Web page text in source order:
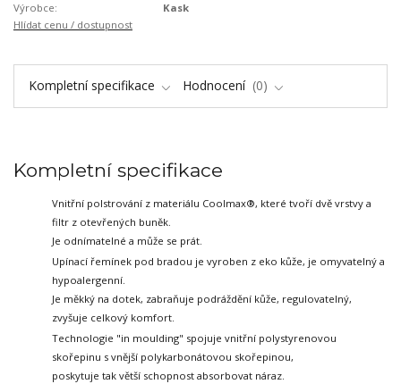
Výrobce:
Kask
Hlídat cenu / dostupnost
Kompletní specifikace Hodnocení 0
Kompletní specifikace
Vnitřní polstrování z materiálu Coolmax®, které tvoří dvě vrstvy a
filtr z otevřených buněk.
Je odnímatelné a může se prát.
Upínací řemínek pod bradou je vyroben z eko kůže, je omyvatelný a
hypoalergenní.
Je měkký na dotek, zabraňuje podráždění kůže, regulovatelný,
zvyšuje celkový komfort.
Technologie "in moulding" spojuje vnitřní polystyrenovou
skořepinu s vnější polykarbonátovou skořepinou,
poskytuje tak větší schopnost absorbovat náraz.